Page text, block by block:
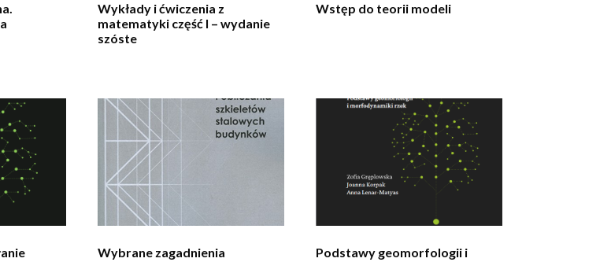
Wykłady i ćwiczenia z
matematyki część I – wydanie
szóste
Wstęp do teorii modeli
Wybrane zagadnienia
Podstawy geomorfologii i